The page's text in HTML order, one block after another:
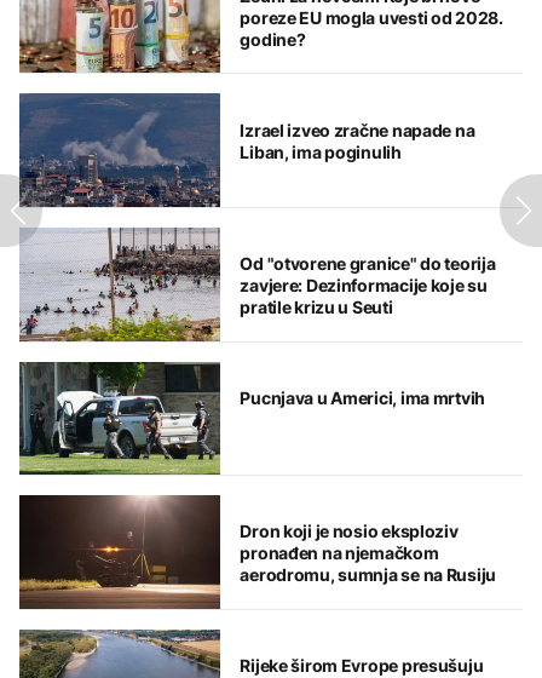
poreze EU mogla uvesti od 2028.
godine?
Izrael izveo zračne napade na
Liban, ima poginulih
Od "otvorene granice" do teorija
zavjere: Dezinformacije koje su
pratile krizu u Seuti
Pucnjava u Americi, ima mrtvih
Dron koji je nosio eksploziv
pronađen na njemačkom
aerodromu, sumnja se na Rusiju
Rijeke širom Evrope presušuju